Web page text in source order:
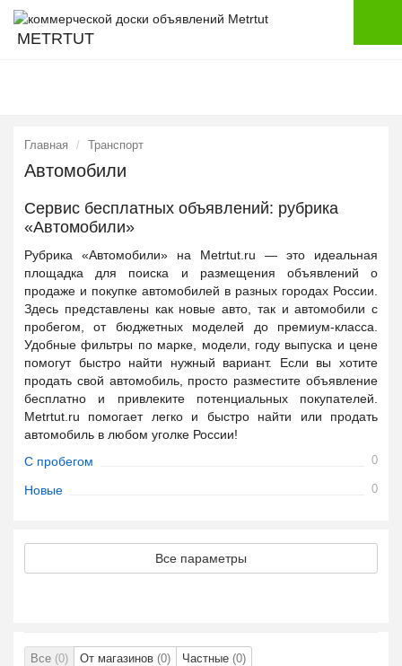
METRTUT
Главная Транспорт
Автомобили
Сервис бесплатных объявлений: рубрика
«Автомобили»
Рубрика «Автомобили» на Metrtut.ru — это идеальная
площадка для поиска и размещения объявлений о
продаже и покупке автомобилей в разных городах России.
Здесь представлены как новые авто, так и автомобили с
пробегом, от бюджетных моделей до премиум-класса.
Удобные фильтры по марке, модели, году выпуска и цене
помогут быстро найти нужный вариант. Если вы хотите
продать свой автомобиль, просто разместите объявление
бесплатно и привлеките потенциальных покупателей.
Metrtut.ru помогает легко и быстро найти или продать
автомобиль в любом уголке России!
С пробегом
0
Новые 0
Все параметры
Все (0) От магазинов (0) Частные (0)